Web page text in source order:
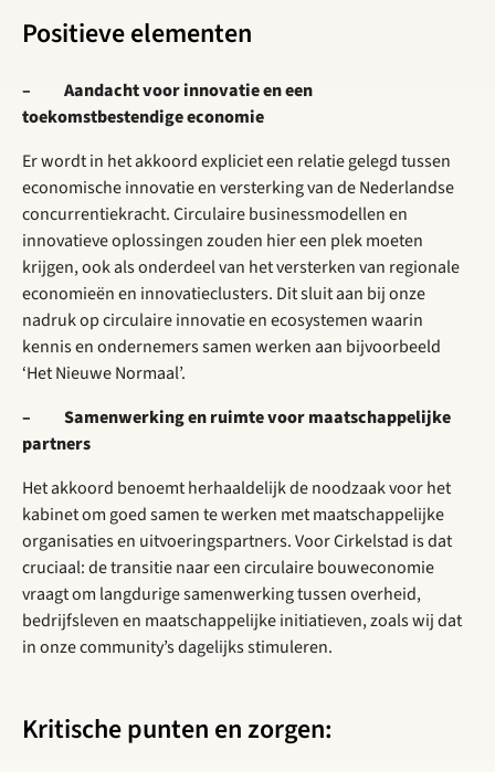
Positieve elementen
– Aandacht voor innovatie en een
toekomstbestendige economie
Er wordt in het akkoord expliciet een relatie gelegd tussen
economische innovatie en versterking van de Nederlandse
concurrentiekracht. Circulaire businessmodellen en
innovatieve oplossingen zouden hier een plek moeten
krijgen, ook als onderdeel van het versterken van regionale
economieën en innovatieclusters. Dit sluit aan bij onze
nadruk op circulaire innovatie en ecosystemen waarin
kennis en ondernemers samen werken aan bijvoorbeeld
‘Het Nieuwe Normaal’.
– Samenwerking en ruimte voor maatschappelijke
partners
Het akkoord benoemt herhaaldelijk de noodzaak voor het
kabinet om goed samen te werken met maatschappelijke
organisaties en uitvoeringspartners. Voor Cirkelstad is dat
cruciaal: de transitie naar een circulaire bouweconomie
vraagt om langdurige samenwerking tussen overheid,
bedrijfsleven en maatschappelijke initiatieven, zoals wij dat
in onze community’s dagelijks stimuleren.
Kritische punten en zorgen: